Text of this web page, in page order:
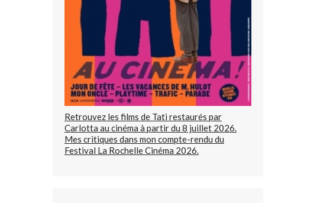
Retrouvez les films de Tati restaurés par
Carlotta au cinéma à partir du 8 juillet 2026.
Mes critiques dans mon compte-rendu du
Festival La Rochelle Cinéma 2026.